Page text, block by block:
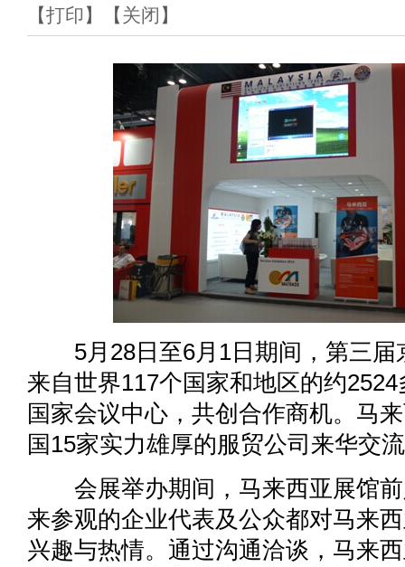
【打印 】【关闭 】
5月28日至6月1日期间，第三届
来自世界117个国家和地区的约
国家会议中心，共创合作商机。马
国15家实力雄厚的服贸公司来华交
会展举办期间，马来西亚展馆前
来参观的企业代表及公众都对马来
兴趣与热情。通过沟通洽谈，马来